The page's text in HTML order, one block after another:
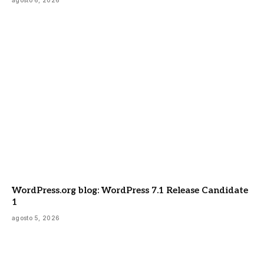
WordPress.org blog: WordPress 7.1 Release Candidate
1
agosto 5, 2026